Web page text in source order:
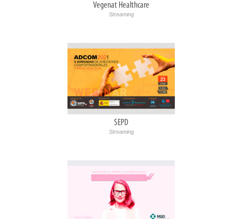
Vegenat Healthcare
Streaming
SEPD
Streaming